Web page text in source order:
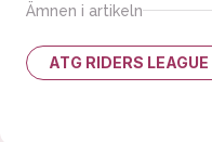
Ämnen i artikeln
ATG RIDERS LEAGUE